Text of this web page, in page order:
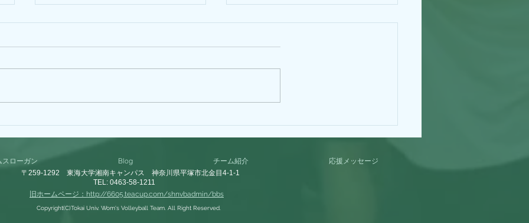
DAY！！！
DAY！！！
スローガン Blog チーム紹介 応援メッセージ
〒259-1292 東海大学湘南キャンパス 神奈川県平塚市北金目4-1-1
TEL: 0463-58-1211
旧ホームページ：http://6605.teacup.com/shnvbadmin/bbs
Copyright(C)Tokai Univ. Wom's Volleyball Team. All Right Reserved.